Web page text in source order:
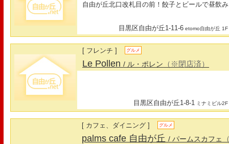
自由が丘北口改札目の前！餃子とビールで昼飲
目黒区自由が丘1-11-6 etomo自由が丘 1F
[ フレンチ ] グルメ
Le Pollen/ ル・ポレン （※閉店済）
目黒区自由が丘1-8-1 ミナミビル2F
[ カフェ、ダイニング ] グルメ
palms cafe 自由が丘/ パームスカフェ